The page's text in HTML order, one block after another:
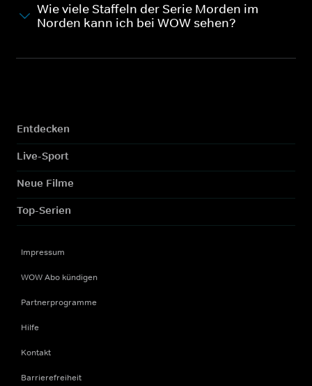
Wie viele Staffeln der Serie Morden im
Norden kann ich bei WOW sehen?
Entdecken
Live-Sport
Neue Filme
Top-Serien
Impressum
WOW Abo kündigen
Partnerprogramme
Hilfe
Kontakt
Barrierefreiheit